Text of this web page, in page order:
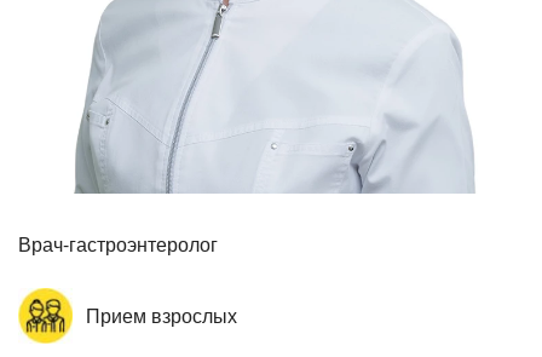
Врач-гастроэнтеролог
Прием взрослых